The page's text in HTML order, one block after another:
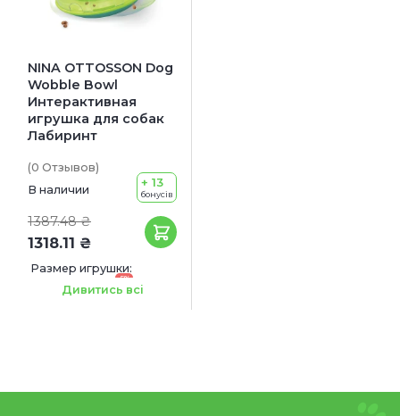
NINA OTTOSSON Dog
Wobble Bowl
Интерактивная
игрушка для собак
Лабиринт
(0 Отзывов)
В наличии
1387.48 ₴
1318.11 ₴
+ 13
бонусів
Размер игрушки:
-5%
14.6 x 17.8 x 6.4 см
Дивитись всі